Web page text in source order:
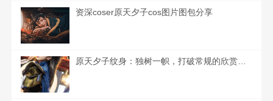
资深coser原天夕子cos图片图包分享